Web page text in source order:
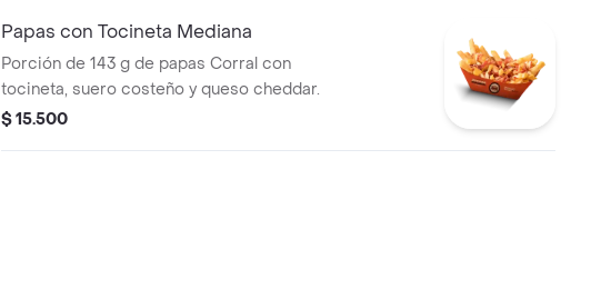
Papas con Tocineta Mediana
Porción de 143 g de papas Corral con
tocineta, suero costeño y queso cheddar.
$ 15.500